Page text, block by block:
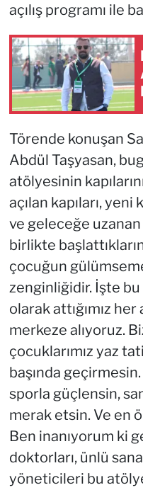
açılış programı ile
Törende konuşan
Abdül Taşyasan,
atölyesinin
açılan kapıları,
ve geleceğe
birlikte
çocuğun
zenginliğidir. İşte
olarak attığımız her
merkeze alıyoruz.
çocuklarımız yaz
başında
sporla güçlensin,
merak etsin. Ve en
Ben inanıyorum ki
doktorları, ünlü
yöneticileri bu